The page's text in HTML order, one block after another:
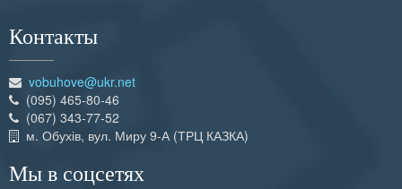
Контакты
vobuhove@ukr.net
(095) 465-80-46
(067) 343-77-52
м. Обухів, вул. Миру 9-А (ТРЦ КАЗКА)
Мы в соцсетях